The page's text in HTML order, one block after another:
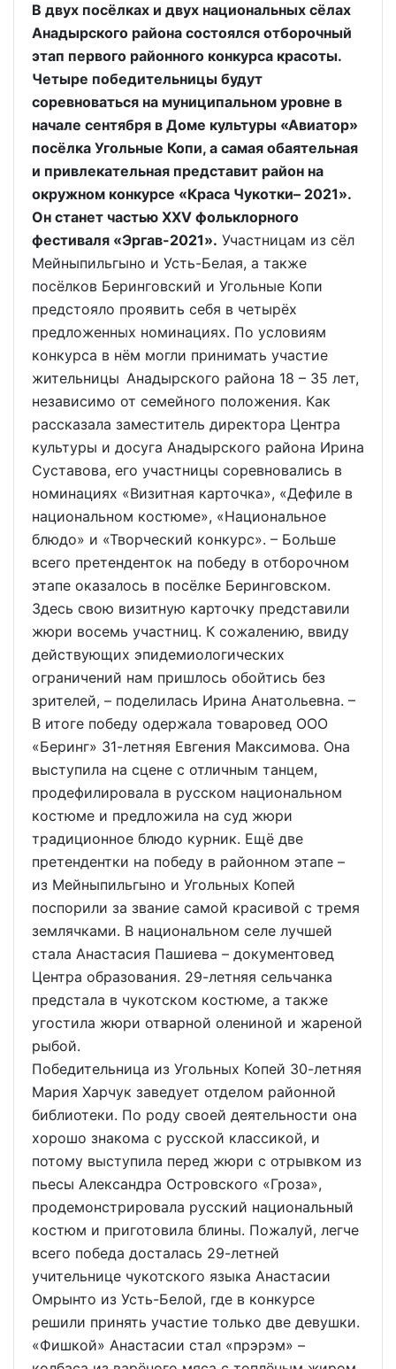
В двух посёлках и двух национальных сёлах
Анадырского района состоялся отборочный
этап первого районного конкурса красоты.
Четыре победительницы будут
соревноваться на муниципальном уровне в
начале сентября в Доме культуры «Авиатор»
посёлка Угольные Копи, а самая обаятельная
и привлекательная представит район на
окружном конкурсе «Краса Чукотки– 2021».
Он станет частью ХХV фольклорного
фестиваля «Эргав-2021». Участницам из сёл
Мейныпильгыно и Усть-Белая, а также
посёлков Беринговский и Угольные Копи
предстояло проявить себя в четырёх
предложенных номинациях. По условиям
конкурса в нём могли принимать участие
жительницы Анадырского района 18 – 35 лет,
независимо от семейного положения. Как
рассказала заместитель директора Центра
культуры и досуга Анадырского района Ирина
Суставова, его участницы соревновались в
номинациях «Визитная карточка», «Дефиле в
национальном костюме», «Национальное
блюдо» и «Творческий конкурс». – Больше
всего претенденток на победу в отборочном
этапе оказалось в посёлке Беринговском.
Здесь свою визитную карточку представили
жюри восемь участниц. К сожалению, ввиду
действующих эпидемиологических
ограничений нам пришлось обойтись без
зрителей, – поделилась Ирина Анатольевна. –
В итоге победу одержала товаровед ООО
«Беринг» 31-летняя Евгения Максимова. Она
выступила на сцене с отличным танцем,
продефилировала в русском национальном
костюме и предложила на суд жюри
традиционное блюдо курник. Ещё две
претендентки на победу в районном этапе –
из Мейныпильгыно и Угольных Копей
поспорили за звание самой красивой с тремя
землячками. В национальном селе лучшей
стала Анастасия Пашиева – документовед
Центра образования. 29-летняя сельчанка
предстала в чукотском костюме, а также
угостила жюри отварной олениной и жареной
рыбой.
Победительница из Угольных Копей 30-летняя
Мария Харчук заведует отделом районной
библиотеки. По роду своей деятельности она
хорошо знакома с русской классикой, и
потому выступила перед жюри с отрывком из
пьесы Александра Островского «Гроза»,
продемонстрировала русский национальный
костюм и приготовила блины. Пожалуй, легче
всего победа досталась 29-летней
учительнице чукотского языка Анастасии
Омрынто из Усть-Белой, где в конкурсе
решили принять участие только две девушки.
«Фишкой» Анастасии стал «прэрэм» –